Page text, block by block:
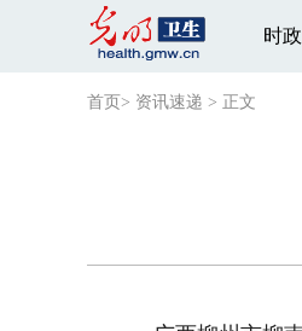
时政
首页 > 资讯速递 > 正文